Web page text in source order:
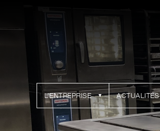
L’ENTREPRISE ACTUALITÉS